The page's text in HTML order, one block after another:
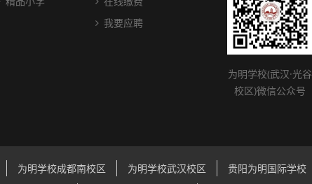
我要应聘
为明学校(武汉·光谷
校区)微信公众号
为明学校成都南校区 为明学校武汉校区 贵阳为明国际学校